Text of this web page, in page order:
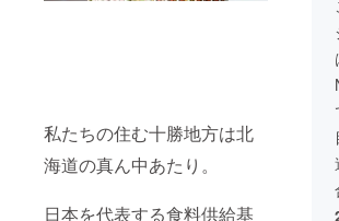
私たちの住む十勝地方は北
海道の真ん中あたり。
日本を代表する食料供給基